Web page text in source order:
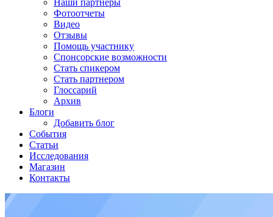
Наши партнеры
Фотоотчеты
Видео
Отзывы
Помощь участнику
Спонсорские возможности
Стать спикером
Стать партнером
Глоссарий
Архив
Блоги
Добавить блог
События
Статьи
Исследования
Магазин
Контакты